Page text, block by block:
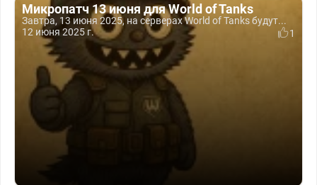
Микропатч 13 июня для World of Tanks
Завтра, 13 июня 2025, на серверах World of Tanks будут...
12 июня 2025 г.
1